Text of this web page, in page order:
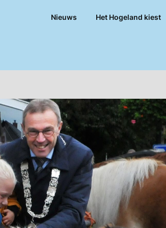
Nieuws Het Hogeland kiest